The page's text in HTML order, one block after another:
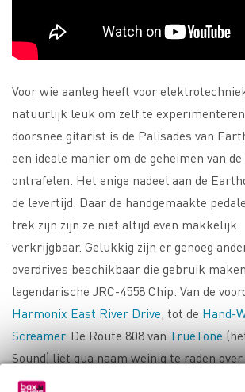
Voor wie aanleg heeft voor
natuurlijk leuk om zelf te
doorsnee gitarist is de Palisades van
een ideale manier om de geheimen van
ontrafelen. Het enige nadeel aan de
de levertijd. Daar de handgemaakte
trek zijn zijn ze niet altijd even makkelijk
verkrijgbaar. Gelukkig zijn er genoeg
overdrives beschikbaar die gebruik
legendarische JRC-4558 Chip. Van de
Harmonix East River Drive , tot de Hand-
Screamer. De Route 808 van TrueTone
Sound) liet qua naam weinig te raden
helaas niet meer gemaakt. Gelukkig is er